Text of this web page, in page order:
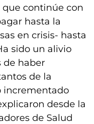
continúe con
hasta la
en crisis- hasta
sido un alivio
de haber
de la
incrementado
desde la
de Salud